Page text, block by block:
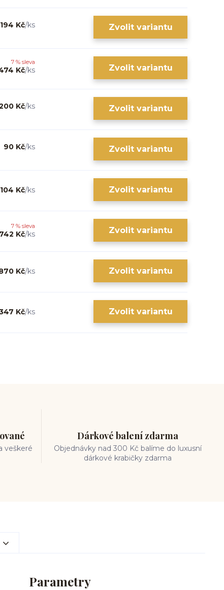
194 Kč/ks Zvolit variantu
7 % sleva
Kč/ks Zvolit variantu
Kč/ks Zvolit variantu
90 Kč/ks Zvolit variantu
104 Kč/ks Zvolit variantu
7 % sleva
742 Kč/ks Zvolit variantu
Kč/ks Zvolit variantu
Kč/ks Zvolit variantu
veškeré
Dárkové balení zdarma
Objednávky nad 300 Kč balíme do luxusní
dárkové krabičky zdarma
Parametry